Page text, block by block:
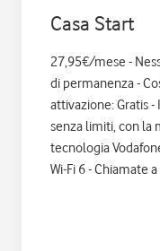
Casa Start
27,95€/mese -
di permanenza -
attivazione: Gratis
senza limiti, con la
tecnologia
Wi-Fi 6 - Chiamate